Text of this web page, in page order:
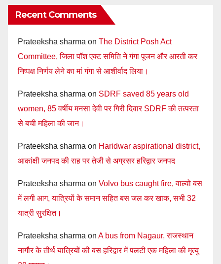
Recent Comments
Prateeksha sharma on The District Posh Act
Committee, जिला पॉश एक्ट समिति ने गंगा पूजन और आरती कर
निष्पक्ष निर्णय लेने का मां गंगा से आशीर्वाद लिया।
Prateeksha sharma on SDRF saved 85 years old
women, 85 वर्षीय मनसा देवी पर गिरी दिवार SDRF की तत्परता
से बची महिला की जान।
Prateeksha sharma on Haridwar aspirational district,
आकांक्षी जनपद की राह पर तेजी से अग्रसर हरिद्वार जनपद
Prateeksha sharma on Volvo bus caught fire, वाल्वो बस
में लगी आग, यात्रियों के समान सहित बस जल कर खाक, सभी 32
यात्री सुरक्षित।
Prateeksha sharma on A bus from Nagaur, राजस्थान
नागौर के तीर्थ यात्रियों की बस हरिद्वार में पलटी एक महिला की मृत्यु